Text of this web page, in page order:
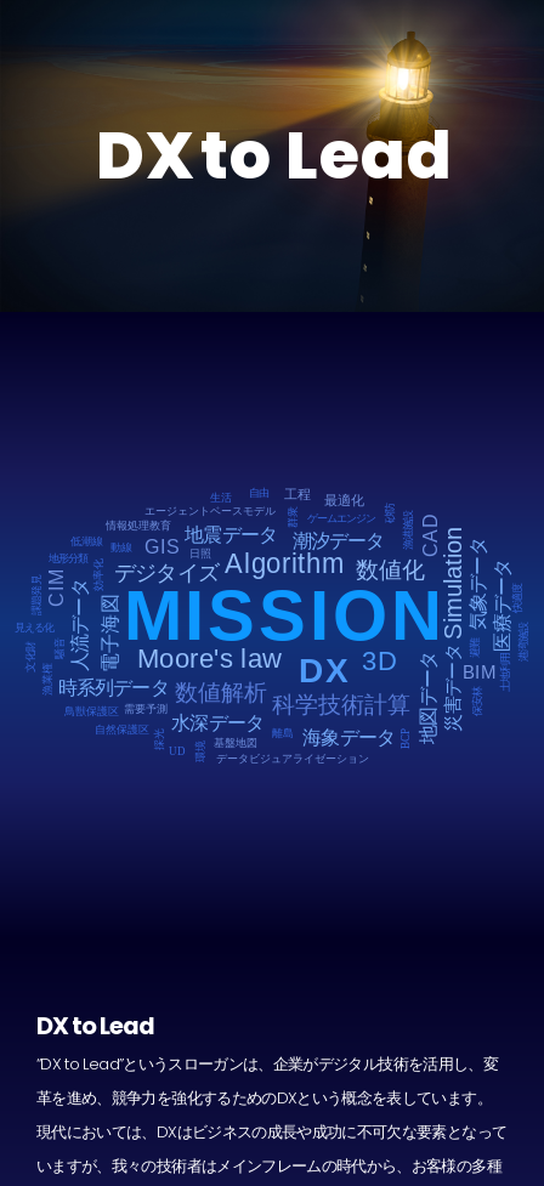
DXtoLead
DX to Lead
“DX to Lead”というスローガンは、企業がデジタル技術を活用し、変
革を進め、競争力を強化するためのDXという概念を表しています。
現代においては、DXはビジネスの成長や成功に不可欠な要素となって
いますが、我々の技術者はメインフレームの時代から、お客様の多種